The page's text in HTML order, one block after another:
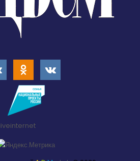
liveinternet